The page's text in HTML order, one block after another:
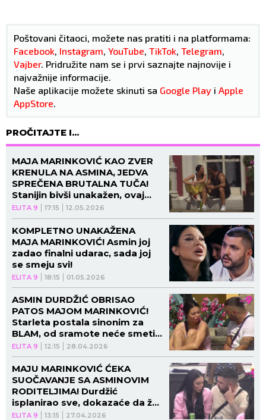
Poštovani čitaoci, možete nas pratiti i na platformama:
Facebook, Instagram, YouTube, TikTok, Telegram,
Vajber. Pridružite nam se i prvi saznajte najnovije i
najvažnije informacije.
Naše aplikacije možete skinuti sa Google Play i Apple
AppStore.
PROČITAJTE I...
ELITA 9 17:15 12.05.2026
MAJA MARINKOVIĆ KAO ZVER
KRENULA NA ASMINA, JEDVA
SPREČENA BRUTALNA TUČA!
Stanijin bivši unakažen, ovaj
blam nijedan muškarac nije
doživeo!
ELITA 9 18:15 01.05.2026
KOMPLETNO UNAKAŽENA
MAJA MARINKOVIĆ! Asmin joj
zadao finalni udarac, sada joj
se smeju svi!
ELITA 9 12:15 28.04.2026
ASMIN DURDŽIĆ OBRISAO
PATOS MAJOM MARINKOVIĆ!
Starleta postala sinonim za
BLAM, od sramote neće smeti
da izađe na ulicu!
ELITA 9 13:15 27.04.2026
MAJU MARINKOVIĆ ĆEKA
SUOČAVANJE SA ASMINOVIM
RODITELJIMA! Durdžić
isplanirao sve, dokazaće da želi
ozbiljno sa njom!